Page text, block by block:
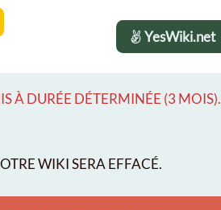
YesWiki.net
À DURÉE DÉTERMINÉE (3 MOIS).
WIKI SERA EFFACÉ.